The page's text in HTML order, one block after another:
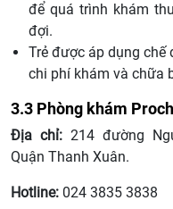
để quá trình khám
đợi.
Trẻ được áp dụng
chi phí khám và chữa
3.3 Phòng khám
Địa chỉ:214 đường
Quận Thanh Xuân.
Hotline: 024 3835 3838